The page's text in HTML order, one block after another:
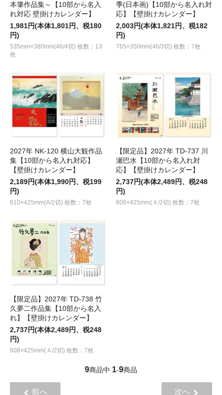
本肇作品集～【10部から名入
れ対応 壁掛けカレンダー】
1,981円(本体1,801円、税180
円)
535mm×380mm(46/4切) 枚数：13
枚
季(日本画)【10部から名入れ対
応】【壁掛けカレンダー】
2,003円(本体1,821円、税182
円)
765×350mm(46/3切) 枚数：7枚
2027年 NK-120 横山大観作品
集【10部から名入れ対応】
【壁掛けカレンダー】
2,189円(本体1,990円、税199
円)
610×425mm(A/2切) 枚数：7枚
【限定品】2027年 TD-737 川
瀬巴水【10部から名入れ対
応】【壁掛けカレンダー】
2,737円(本体2,489円、税248
円)
608×425mm(Ａ/2切) 枚数：7枚
【限定品】2027年 TD-738 竹
久夢二作品集【10部から名入
れ】【壁掛けカレンダー】
2,737円(本体2,489円、税248
円)
608×425mm(Ａ/2切) 枚数：7枚
9商品中 1-9商品
前へ 次へ